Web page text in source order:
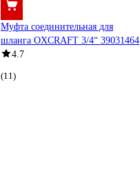
Муфта соединительная для
шланга OXCRAFT 3/4“ 39031464
4.7
(11)